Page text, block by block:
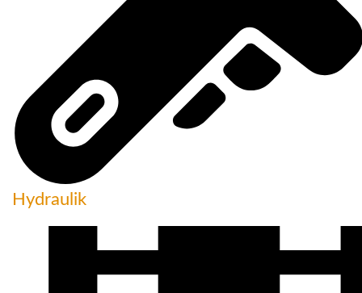
Hydraulik